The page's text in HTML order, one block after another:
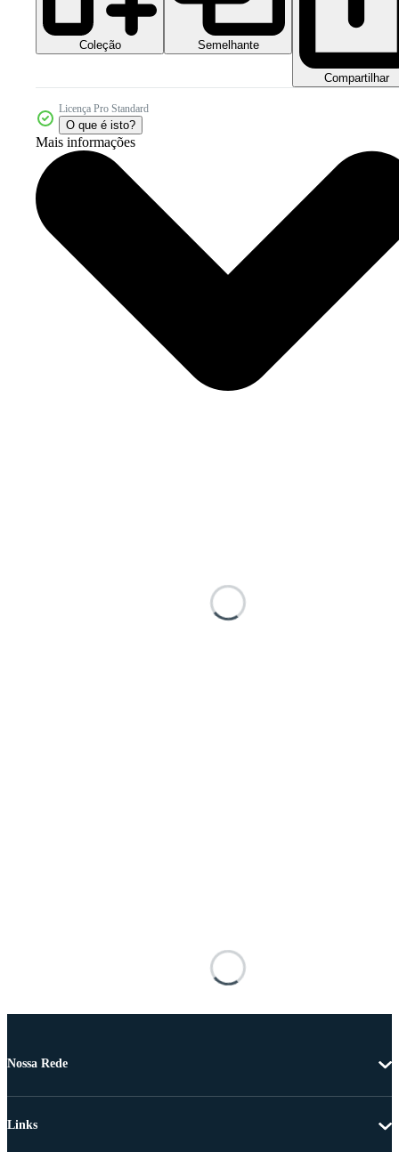
Coleção Semelhante
Compartilhar
Licença Pro Standard
O que é isto?
Mais informações
Nossa Rede
Links